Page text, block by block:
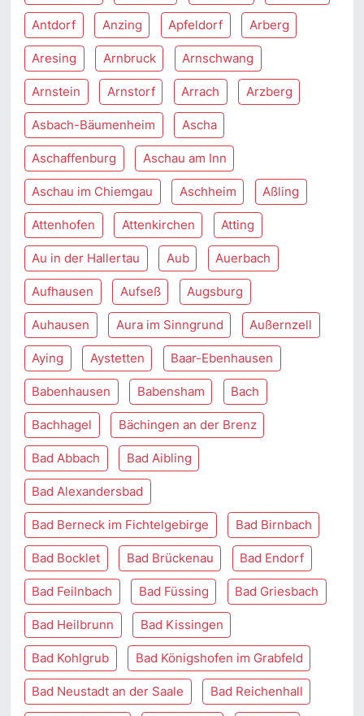
Antdorf Anzing Apfeldorf Arberg
Aresing Arnbruck Arnschwang
Arnstein Arnstorf Arrach Arzberg
Asbach-Bäumenheim Ascha
Aschaffenburg Aschau am Inn
Aschau im Chiemgau Aschheim Aßling
Attenhofen Attenkirchen Atting
Au in der Hallertau Aub Auerbach
Aufhausen Aufseß Augsburg
Auhausen Aura im Sinngrund Außernzell
Aying Aystetten Baar-Ebenhausen
Babenhausen Babensham Bach
Bachhagel Bächingen an der Brenz
Bad Abbach Bad Aibling
Bad Alexandersbad
Bad Berneck im Fichtelgebirge Bad Birnbach
Bad Bocklet Bad Brückenau Bad Endorf
Bad Feilnbach Bad Füssing Bad Griesbach
Bad Heilbrunn Bad Kissingen
Bad Kohlgrub Bad Königshofen im Grabfeld
Bad Neustadt an der Saale Bad Reichenhall